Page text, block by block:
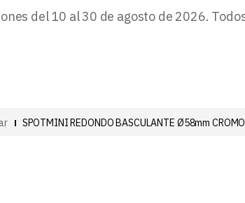
del 10 al 30 de agosto de 2026.
SPOTMINI REDONDO BASCULANTE Ø58mm CROMO